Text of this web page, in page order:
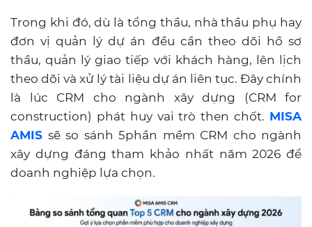
Trong khi đó, d ù là tổng thầu, nhà thầu phụ hay
đơn vị quản lý dự án đều cần theo dõi hồ sơ
thầu, quản lý giao tiếp với khách hàng, lên lịch
theo dõi và xử lý tài liệu dự án liên tục. Đây chính
là lúc CRM cho ngành xây dựng (CRM for
construction) phát huy vai trò then chốt. MISA
AMIS sẽ so sánh 5phần mềm CRM cho ngành
xây dựng đáng tham khảo nhất năm 2026 để
doanh nghiệp lựa chọn.